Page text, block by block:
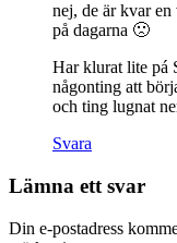
nej, de är kvar
på dagarna 🙁
Har klurat lite pá
någonting att
och ting lugnat
Svara
Lämna ett svar
Din e-postadress